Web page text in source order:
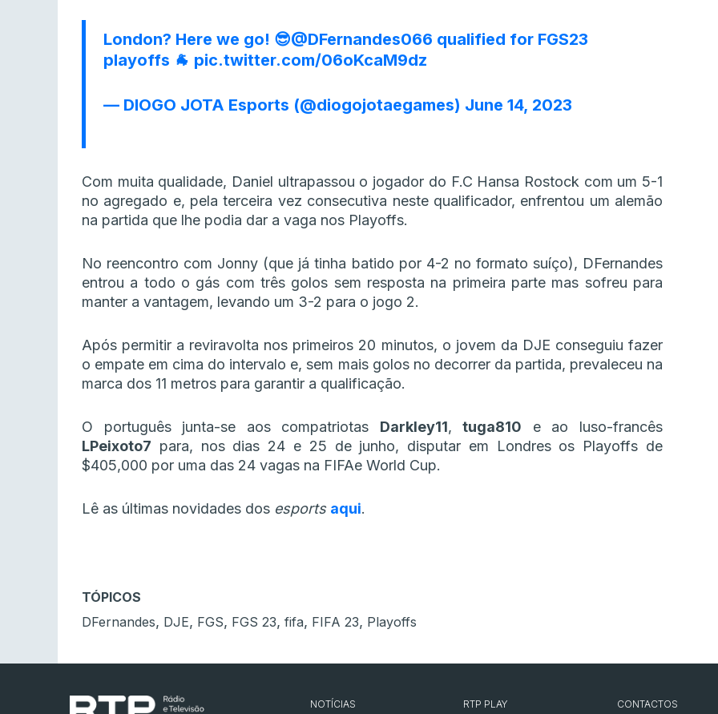
London? Here we go! 😎@DFernandes066 qualified for FGS23
playoffs 🐐 pic.twitter.com/06oKcaM9dz
— DIOGO JOTA Esports (@diogojotaegames) June 14, 2023
Com muita qualidade, Daniel ultrapassou o jogador do F.C Hansa Rostock com um 5-1
no agregado e, pela terceira vez consecutiva neste qualificador, enfrentou um alemão
na partida que lhe podia dar a vaga nos Playoffs.
No reencontro com Jonny (que já tinha batido por 4-2 no formato suíço), DFernandes
entrou a todo o gás com três golos sem resposta na primeira parte mas sofreu para
manter a vantagem, levando um 3-2 para o jogo 2.
Após permitir a reviravolta nos primeiros 20 minutos, o jovem da DJE conseguiu fazer
o empate em cima do intervalo e, sem mais golos no decorrer da partida, prevaleceu na
marca dos 11 metros para garantir a qualificação.
O português junta-se aos compatriotas Darkley11,tuga810 e ao luso-francês
LPeixoto7 para, nos dias 24 e 25 de junho, disputar em Londres os Playoffs de
$405,000 por uma das 24 vagas na FIFAe World Cup.
Lê as últimas novidades dos esports aqui.
TÓPICOS
DFernandes, DJE, FGS, FGS 23, fifa, FIFA 23, Playoffs
NOTÍCIAS RTP PLAY CONTACTOS